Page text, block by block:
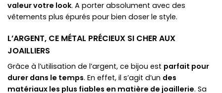
valeur votre look. A porter absolument avec des
vêtements plus épurés pour bien doser le style.
L’ARGENT, CE MÉTAL PRÉCIEUX SI CHER AUX
JOAILLIERS
Grâce à l’utilisation de l’argent, ce bijou est parfait pour
durer dans le temps. En effet, il s’agit d’un des
matériaux les plus fiables en matière de joaillerie. Sa